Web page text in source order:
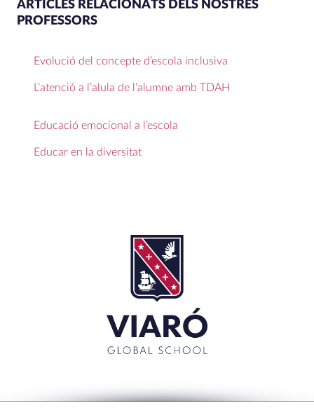
ARTICLES RELACIONATS DELS NOSTRES
PROFESSORS
Evolució del concepte d’escola inclusiva
L’atenció a l’alula de l’alumne amb TDAH
Educació emocional a l’escola
Educar en la diversitat